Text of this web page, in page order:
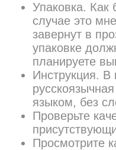
Упаковка. Как
случае это
завернут в
упаковке
планируете
Инструкция.
языком, без
Проверьте
Просмотрите